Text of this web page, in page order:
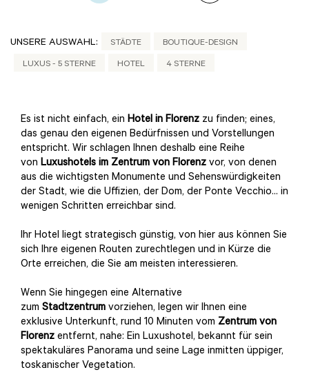
UNSERE AUSWAHL: STÄDTE BOUTIQUE-DESIGN
LUXUS - 5 STERNE HOTEL 4 STERNE
Es ist nicht einfach, ein Hotel in Florenz zu finden; eines,
das genau den eigenen Bedürfnissen und Vorstellungen
entspricht. Wir schlagen Ihnen deshalb eine Reihe
von Luxushotels im Zentrum von Florenz vor, von denen
aus die wichtigsten Monumente und Sehenswürdigkeiten
der Stadt, wie die Uffizien, der Dom, der Ponte Vecchio... in
wenigen Schritten erreichbar sind.
Ihr Hotel liegt strategisch günstig, von hier aus können Sie
sich Ihre eigenen Routen zurechtlegen und in Kürze die
Orte erreichen, die Sie am meisten interessieren.
Wenn Sie hingegen eine Alternative
zum Stadtzentrum vorziehen, legen wir Ihnen eine
exklusive Unterkunft, rund 10 Minuten vom Zentrum von
Florenz entfernt, nahe: Ein Luxushotel, bekannt für sein
spektakuläres Panorama und seine Lage inmitten üppiger,
toskanischer Vegetation.